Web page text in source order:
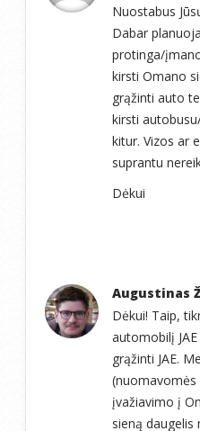
Nuostabus
Dabar
protinga/
kirsti Omano
grąžinti auto
kirsti
kitur. Vizos ar
suprantu
Dėkui
Augustinas
Dėkui! Taip,
automobilį
grąžinti JAE.
(nuomavomės
įvažiavimo į
sieną